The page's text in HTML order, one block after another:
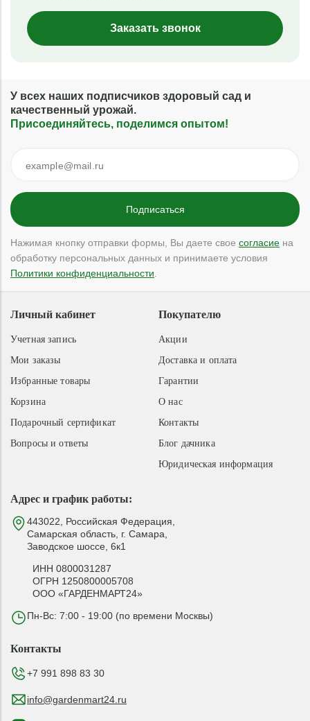
Заказать звонок
У всех наших подписчиков здоровый сад и
качественный урожай.
Присоединяйтесь, поделимся опытом!
Нажимая кнопку отправки формы, Вы даете свое согласие на
обработку персональных данных и принимаете условия
Политики конфиденциальности
Адрес и график работы:
443022, Российская Федерация,
Самарская область, г. Самара,
Заводское шоссе, 6к1
ИНН 0800031287
ОГРН 1250800005708
ООО «ГАРДЕНМАРТ24»
Пн-Вс: 7:00 - 19:00 (по времени Москвы)
Покупателю
Акции
Доставка и оплата
Гарантии
О нас
Контакты
Блог дачника
Юридическая информация
Личный кабинет
Учетная запись
Мои заказы
Избранные товары
Корзина
Подарочный сертификат
Вопросы и ответы
Контакты
+7 991 898 83 30
info@gardenmart24.ru